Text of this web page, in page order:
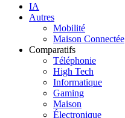
IA
Autres
Mobilité
Maison Connectée
Comparatifs
Téléphonie
High Tech
Informatique
Gaming
Maison
Électronique